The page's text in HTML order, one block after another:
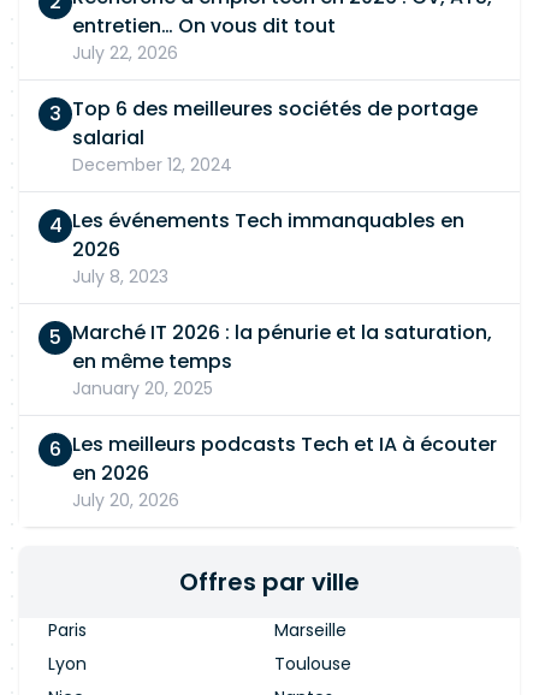
entretien… On vous dit tout
July 22, 2026
Top 6 des meilleures sociétés de portage
salarial
December 12, 2024
Les événements Tech immanquables en
2026
July 8, 2023
Marché IT 2026 : la pénurie et la saturation,
en même temps
January 20, 2025
Les meilleurs podcasts Tech et IA à écouter
en 2026
July 20, 2026
Offres par ville
Paris
Marseille
Lyon
Toulouse